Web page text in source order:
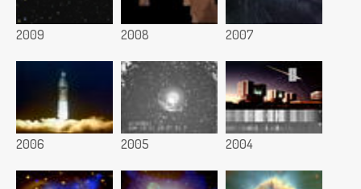
2009 2008 2007
2006 2005 2004